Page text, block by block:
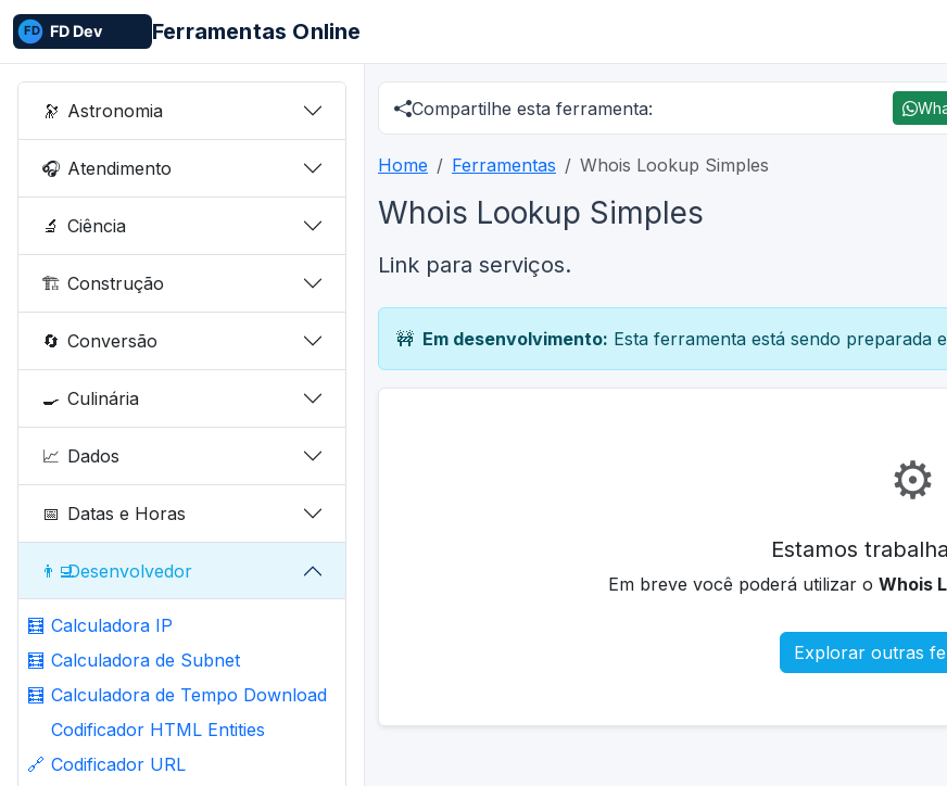
Ferramentas Online
🔭 Astronomia
🎧 Atendimento
🔬 Ciência
🏗️ Construção
🔄 Conversão
🍳 Culinária
📈 Dados
📅 Datas e Horas
👨‍💻Desenvolvedor
🧮 Calculadora IP
🧮 Calculadora de Subnet
🧮 Calculadora de Tempo Download
Codificador HTML Entities
🔗 Codificador URL
Compartilhe esta ferramenta:
Home Ferramentas Whois Lookup Simples
Whois Lookup Simples
Link para serviços.
🚧 Em desenvolvimento: Esta ferramenta está sendo preparada
⚙️
Estamos
Em breve você poderá utilizar o Whois
Explorar outras